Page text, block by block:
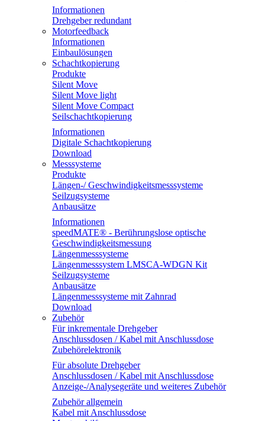
Informationen
Drehgeber redundant
Motorfeedback
Informationen
Einbaulösungen
Schachtkopierung
Produkte
Silent Move
Silent Move light
Silent Move Compact
Seilschachtkopierung
Informationen
Digitale Schachtkopierung
Download
Messsysteme
Produkte
Längen-/ Geschwindigkeitsmesssysteme
Seilzugsysteme
Anbausätze
Informationen
speedMATE® - Berührungslose optische
Geschwindigkeitsmessung
Längenmesssysteme
Längenmesssystem LMSCA-WDGN Kit
Seilzugsysteme
Anbausätze
Längenmesssysteme mit Zahnrad
Download
Zubehör
Für inkrementale Drehgeber
Anschlussdosen / Kabel mit Anschlussdose
Zubehörelektronik
Für absolute Drehgeber
Anschlussdosen / Kabel mit Anschlussdose
Anzeige-/Analysegeräte und weiteres Zubehör
Zubehör allgemein
Kabel mit Anschlussdose